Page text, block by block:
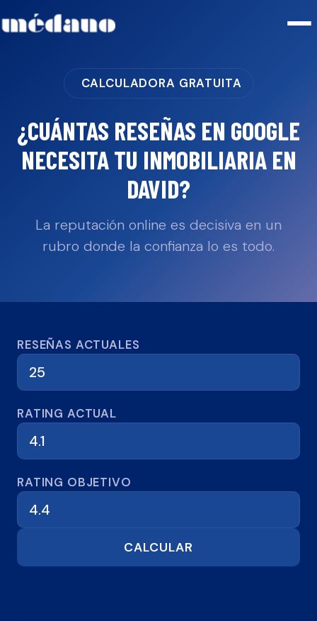
CALCULADORA GRATUITA
¿CUÁNTAS RESEÑAS EN GOOGLE
NECESITA TU INMOBILIARIAEN
DAVID?
La reputación online es decisiva en un
rubro donde la confianza lo es todo.
Calculadora de reseñas
RESEÑAS ACTUALES
RATING ACTUAL
RATING OBJETIVO
CALCULAR